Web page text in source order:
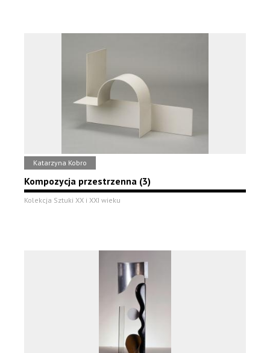
Katarzyna Kobro
Kompozycja przestrzenna (3)
Kolekcja Sztuki XX i XXI wieku